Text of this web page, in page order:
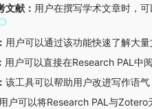
文献： 用户在撰写学术文章时，
用户可以通过该功能快速了解大
用户可以直接在Research PAL中
该工具可以帮助用户改进写作语气
用户可以将Research PAL与Zotero